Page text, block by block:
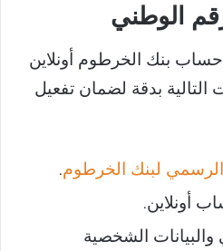
بنك الخرطوم أونلاين
التالية بدقة لضمان تفعيل
الرسمي لبنك الخرطوم.
أونلاين.
الشخصية